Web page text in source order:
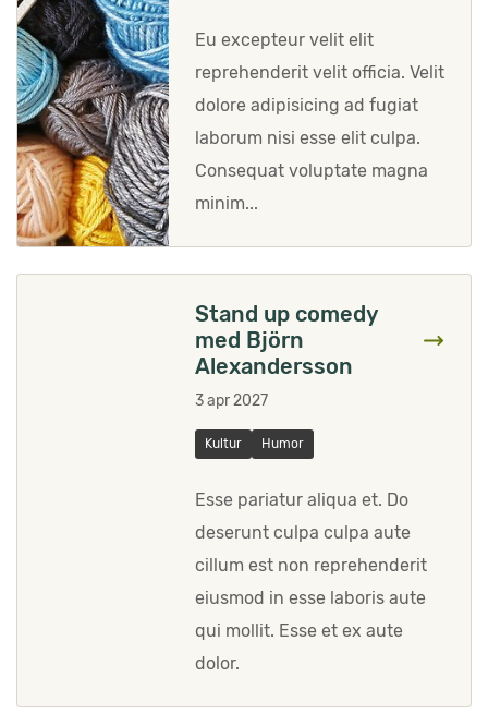
Eu excepteur velit elit
reprehenderit velit officia. Velit
dolore adipisicing ad fugiat
laborum nisi esse elit culpa.
Consequat voluptate magna
minim...
Stand up comedy
med Björn
Alexandersson
3 apr 2027
Kultur Humor
Esse pariatur aliqua et. Do
deserunt culpa culpa aute
cillum est non reprehenderit
eiusmod in esse laboris aute
qui mollit. Esse et ex aute
dolor.